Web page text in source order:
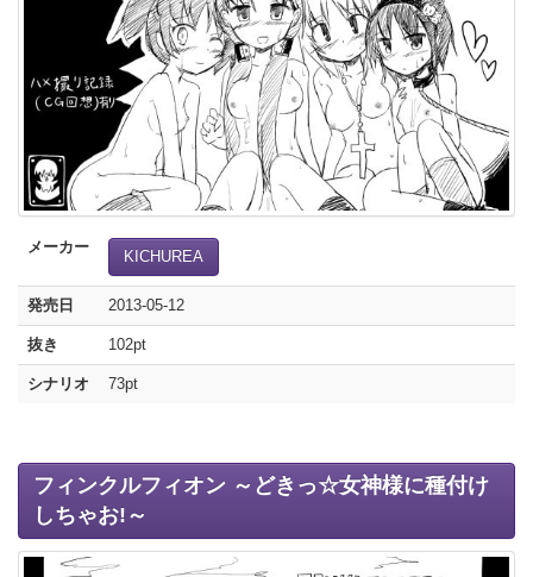
メーカー
KICHUREA
発売日 2013-05-12
抜き 102pt
シナリオ 73pt
フィンクルフィオン ～どきっ☆女神様に種付け
しちゃお!～